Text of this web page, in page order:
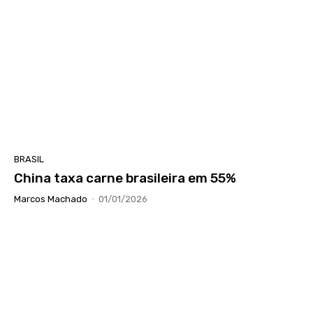
BRASIL
China taxa carne brasileira em 55%
Marcos Machado - 01/01/2026